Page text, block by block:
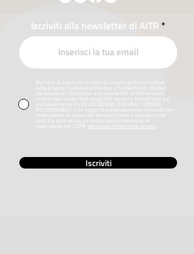
Iscriviti alla newsletter di AITR
Dichiaro di avere preso attenta visione dell’informativa
sulla privacy e presto il consenso al trattamento dei dati
personali per l’iscrizione alla newsletter. Vi informiamo
inoltre che i Vostri dati anagrafici saranno trattati solo ed
esclusivamente da ASSOCIAZIONE ITALIANA TURISMO
RESPONSABILE o da soggetti espressamente incaricati per
l’esecuzione di alcuni dei servizi richiesti e non verranno
ceduti a terzi senza un Vostro previo consenso in
osservanza del GDPR Visualizza informativa privacy
Iscriviti